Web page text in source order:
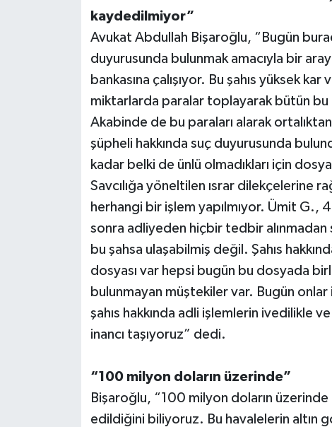
kaydedilmiyor”
Avukat Abdullah Bişaroğlu, “Bugün
duyurusunda bulunmak amacıyla bir
bankasına çalışıyor. Bu şahıs yüksek
miktarlarda paralar toplayarak bütün bu
Akabinde de bu paraları alarak
şüpheli hakkında suç duyurusunda
kadar belki de ünlü olmadıkları için
Savcılığa yöneltilen ısrar dilekçelerine
herhangi bir işlem yapılmıyor. Ümit G.,
sonra adliyeden hiçbir tedbir alınmadan
bu şahsa ulaşabilmiş değil. Şahıs
dosyası var hepsi bugün bu dosyada
bulunmayan müştekiler var. Bugün onlar
şahıs hakkında adli işlemlerin ivedilikle
inancı taşıyoruz” dedi.
“100 milyon doların üzerinde”
Bişaroğlu, “100 milyon doların
edildiğini biliyoruz. Bu havalelerin altın